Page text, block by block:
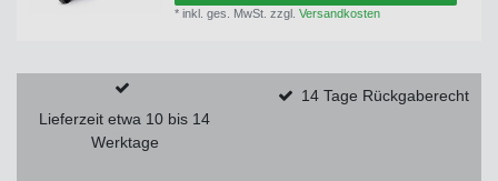
*inkl. ges. MwSt. zzgl.Versandkosten
Lieferzeit etwa 10 bis 14
Werktage
14 Tage Rückgaberecht